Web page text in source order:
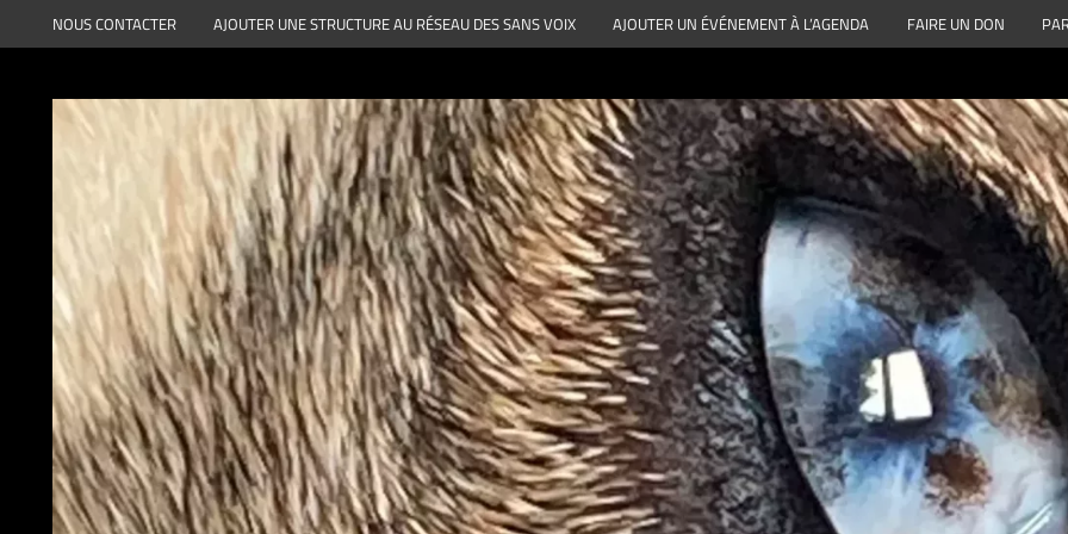
au
NOUS CONTACTER AJOUTER UNE STRUCTURE AU RÉSEAU DES SANS VOIX AJOUTER UN ÉVÉNEMENT À L’AGENDA FAIRE UN DON